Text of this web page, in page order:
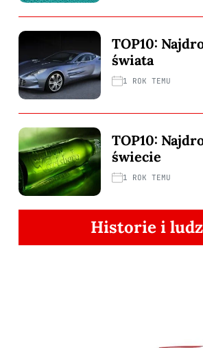
TOP10:
świata
1 ROK TEMU
TOP10:
świecie
1 ROK TEMU
Historie i